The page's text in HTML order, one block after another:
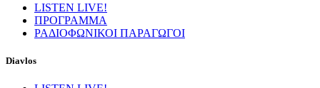
LISTEN LIVE!
ΠΡΟΓΡΑΜΜΑ
ΡΑΔΙΟΦΩΝΙΚΟΙ ΠΑΡΑΓΩΓΟΙ
Diavlos